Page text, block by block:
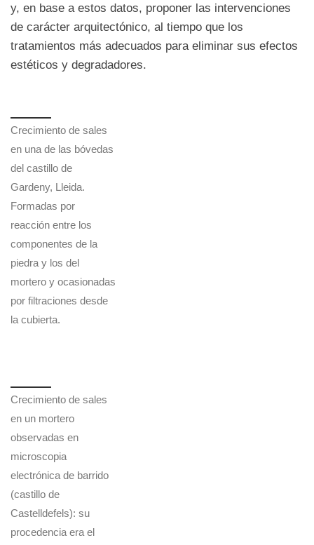
y, en base a estos datos, proponer las intervenciones
de carácter arquitectónico, al tiempo que los
tratamientos más adecuados para eliminar sus efectos
estéticos y degradadores.
Crecimiento de sales
en una de las bóvedas
del castillo de
Gardeny, Lleida.
Formadas por
reacción entre los
componentes de la
piedra y los del
mortero y ocasionadas
por filtraciones desde
la cubierta.
Crecimiento de sales
en un mortero
observadas en
microscopia
electrónica de barrido
(castillo de
Castelldefels): su
procedencia era el